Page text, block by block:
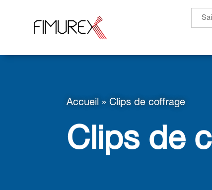
for:
Accueil »Clips de coffrage
Clips de